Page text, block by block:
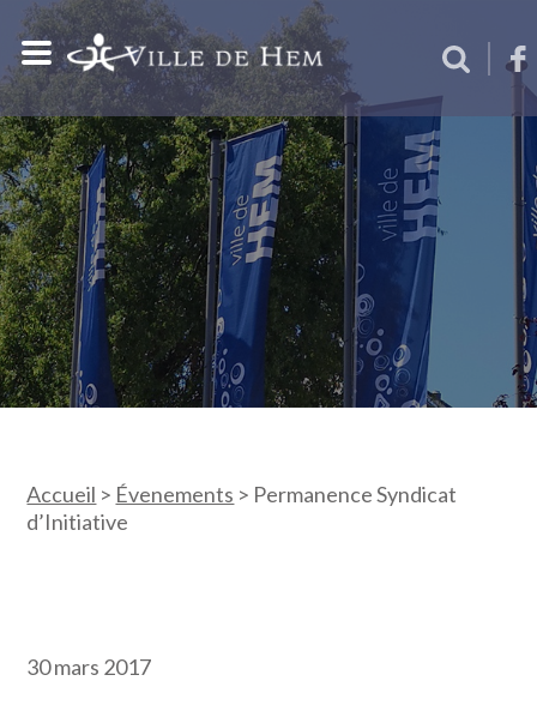
Accueil > Évenements > Permanence Syndicat
d’Initiative
30 mars 2017